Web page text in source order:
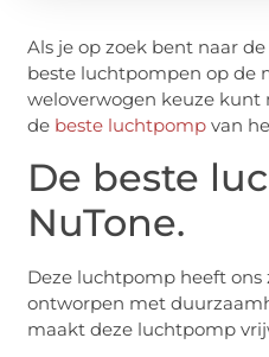
Als je op zoek bent naar
beste luchtpompen op de
weloverwogen keuze kunt
de beste luchtpomp van
De beste
NuTone.
Deze luchtpomp heeft ons
ontworpen met
maakt deze luchtpomp